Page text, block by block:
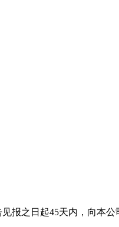
报之日起45天内，向本